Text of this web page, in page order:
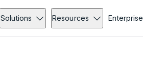
Solutions Resources Enterprise